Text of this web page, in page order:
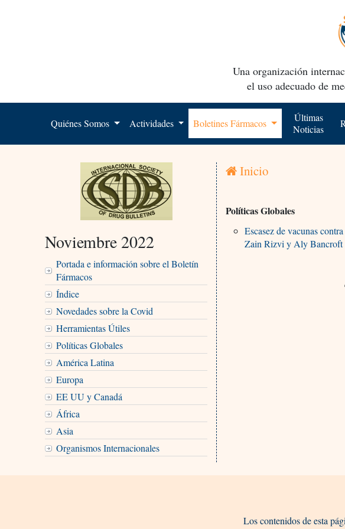
Una organización
el uso adecuado de
Quiénes Somos Actividades Boletines Fármacos
Últimas
Noticias
Noviembre 2022
Portada e información sobre el Boletín
Fármacos
Índice
Novedades sobre la Covid
Herramientas Útiles
Políticas Globales
América Latina
Europa
EE UU y Canadá
África
Asia
Organismos Internacionales
Inicio
Políticas Globales
Escasez de vacunas
Zain Rizvi y Aly Bancroft
Los contenidos de esta